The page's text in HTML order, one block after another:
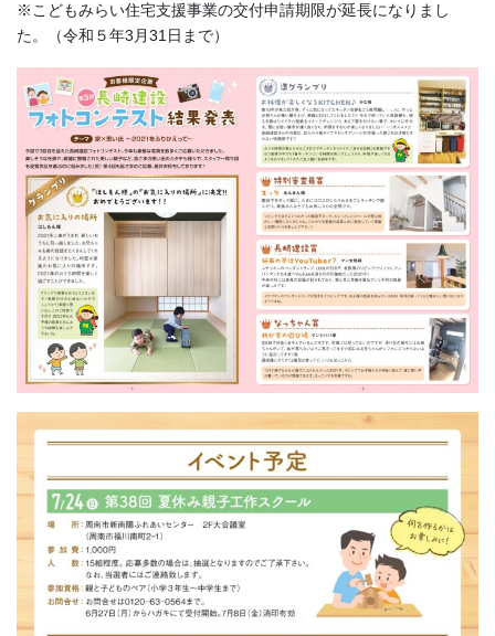
※こどもみらい住宅支援事業の交付申請期限が延長になりまし
た。（令和５年3月31日まで）